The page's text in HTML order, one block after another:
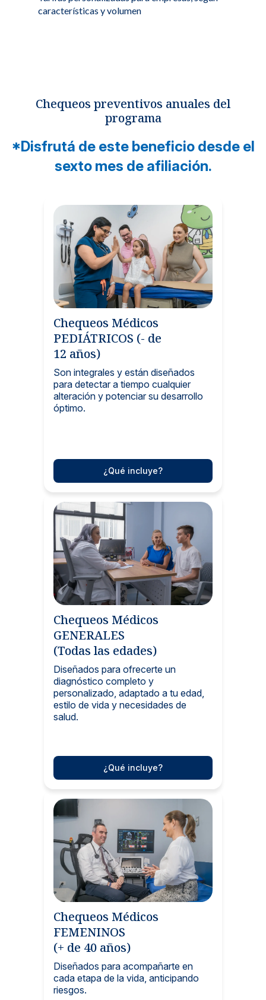
características y volumen
Chequeos preventivos anuales del
programa
*Disfrutá de este beneficio desde el
sexto mes de afiliación.
Chequeos Médicos
PEDIÁTRICOS (- de
12 años)
Son integrales y están diseñados
para detectar a tiempo cualquier
alteración y potenciar su desarrollo
óptimo.
¿Qué incluye?
Chequeos Médicos
GENERALES
(Todas las edades)
Diseñados para ofrecerte un
diagnóstico completo y
personalizado, adaptado a tu edad,
estilo de vida y necesidades de
salud.
¿Qué incluye?
Chequeos Médicos
FEMENINOS
(+ de 40 años)
Diseñados para acompañarte en
cada etapa de la vida, anticipando
riesgos.